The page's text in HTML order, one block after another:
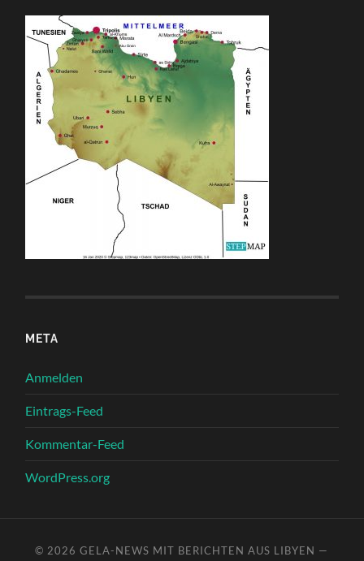
META
Anmelden
Eintrags-Feed
Kommentar-Feed
WordPress.org
© 2026GELA-NEWS MIT BERICHTEN AUS LIBYEN —